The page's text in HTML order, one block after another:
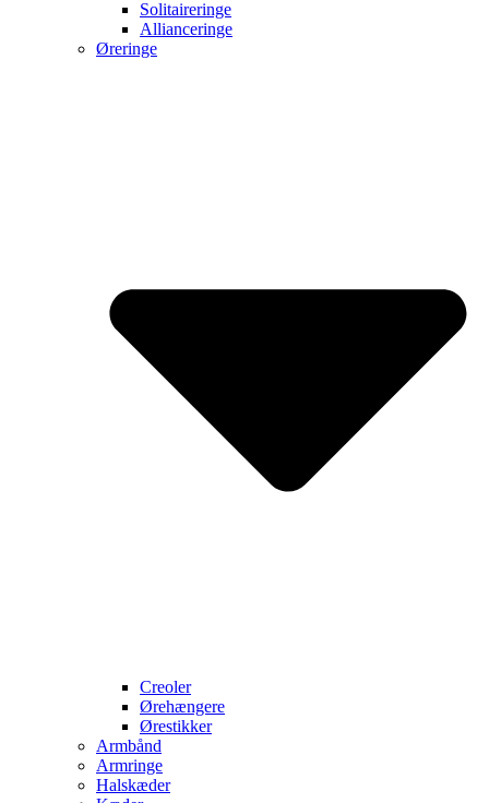
Solitaireringe
Allianceringe
Øreringe
Creoler
Ørehængere
Ørestikker
Armbånd
Armringe
Halskæder